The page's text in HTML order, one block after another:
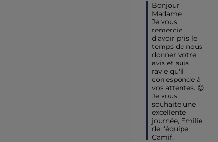
Bonjour
Madame,
Je vous
remercie
d'avoir pris le
temps de nous
donner votre
avis et suis
ravie qu'il
corresponde à
vos attentes. 😊
Je vous
souhaite une
excellente
journée, Emilie
de l'équipe
Camif.